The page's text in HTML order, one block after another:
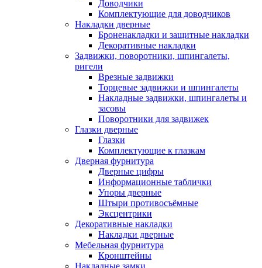
Доводчики
Комплектующие для доводчиков
Накладки дверные
Броненакладки и защитные накладки
Декоративные накладки
Задвижки, поворотники, шпингалеты,
ригели
Врезные задвижки
Торцевые задвижки и шпингалеты
Накладные задвижки, шпингалеты и
засовы
Поворотники для задвижек
Глазки дверные
Глазки
Комплектующие к глазкам
Дверная фурнитура
Дверные цифры
Информационные таблички
Упоры дверные
Штыри противосъёмные
Эксцентрики
Декоративные накладки
Накладки дверные
Мебельная фурнитура
Кронштейны
Накладные замки